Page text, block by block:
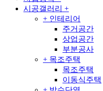
시공갤러리 +
+ 인테리어
주거공간
상업공간
부분공사
+ 목조주택
목조주택
이동식주택